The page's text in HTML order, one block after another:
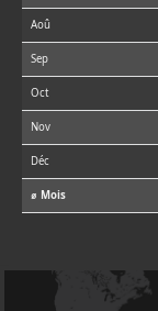
Aoû
Sep
Oct
Nov
Déc
⌀ Mois